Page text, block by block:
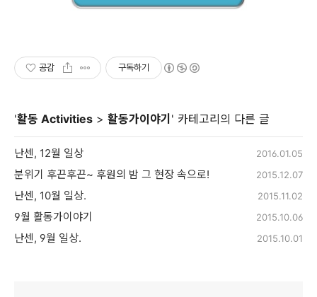
공감 구독하기
'활동 Activities > 활동가이야기 ' 카테고리의 다른 글
난센, 12월 일상 2016.01.05
분위기 후끈후끈~ 후원의 밤 그 현장 속으로! 2015.12.07
난센, 10월 일상. 2015.11.02
9월 활동가이야기 2015.10.06
난센, 9월 일상. 2015.10.01